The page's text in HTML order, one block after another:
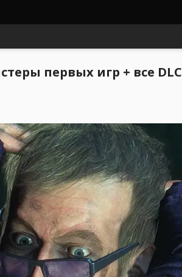
первых игр + все DLC